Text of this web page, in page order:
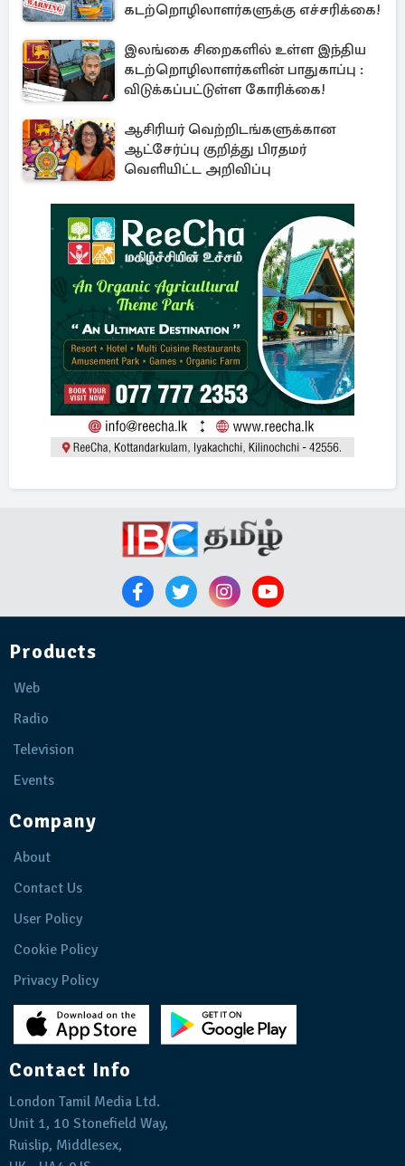
கடற்றொழிலாளர்களுக்கு எச்சரிக்கை!
இலங்கை சிறைகளில் உள்ள இந்திய
கடற்றொழிலாளர்களின் பாதுகாப்பு :
விடுக்கப்பட்டுள்ள கோரிக்கை!
ஆசிரியர் வெற்றிடங்களுக்கான
ஆட்சேர்ப்பு குறித்து பிரதமர்
வெளியிட்ட அறிவிப்பு
Products
Web
Radio
Television
Events
Company
About
Contact Us
User Policy
Cookie Policy
Privacy Policy
Contact Info
London Tamil Media Ltd.
Unit 1, 10 Stonefield Way,
Ruislip, Middlesex,